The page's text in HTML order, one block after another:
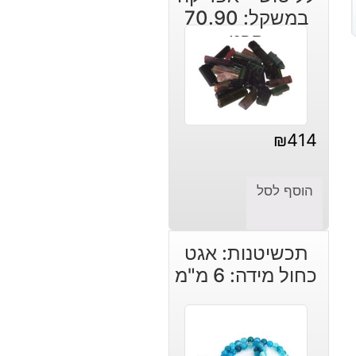
במשקל: 70.90
קרט
₪414
הוסף לסל
תכשיטנות: אגט
כחול מידה: 6 מ"מ